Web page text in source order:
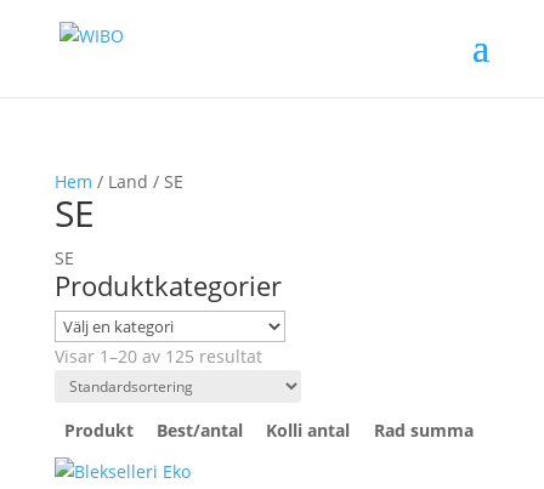
Hem / Land / SE
SE
SE
Produktkategorier
Visar 1–20 av 125 resultat
Produkt Best/antal Kolli antal Rad summa